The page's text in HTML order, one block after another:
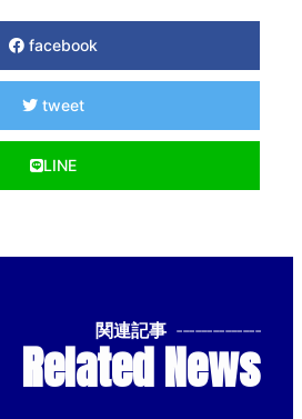
facebook
tweet
LINE
関連記事 --------------
Related News